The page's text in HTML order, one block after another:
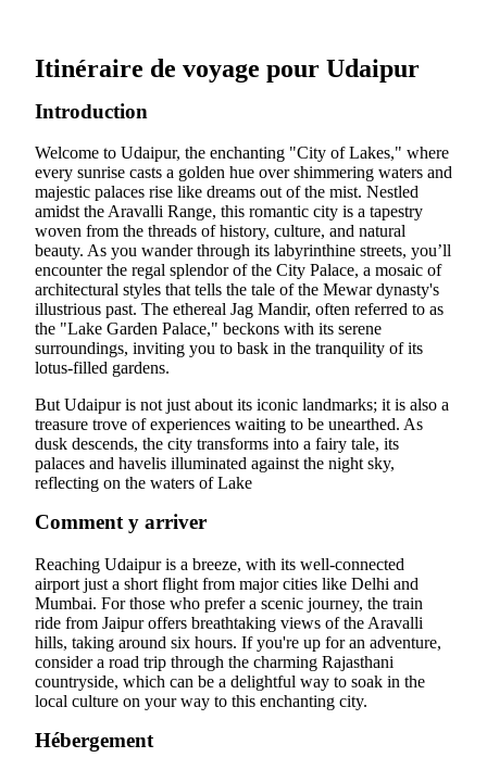
Itinéraire de voyage pour Udaipur
Introduction
Welcome to Udaipur, the enchanting "City of Lakes," where
every sunrise casts a golden hue over shimmering waters and
majestic palaces rise like dreams out of the mist. Nestled
amidst the Aravalli Range, this romantic city is a tapestry
woven from the threads of history, culture, and natural
beauty. As you wander through its labyrinthine streets, you’ll
encounter the regal splendor of the City Palace, a mosaic of
architectural styles that tells the tale of the Mewar dynasty's
illustrious past. The ethereal Jag Mandir, often referred to as
the "Lake Garden Palace," beckons with its serene
surroundings, inviting you to bask in the tranquility of its
lotus-filled gardens.
But Udaipur is not just about its iconic landmarks; it is also a
treasure trove of experiences waiting to be unearthed. As
dusk descends, the city transforms into a fairy tale, its
palaces and havelis illuminated against the night sky,
reflecting on the waters of Lake
Comment y arriver
Reaching Udaipur is a breeze, with its well-connected
airport just a short flight from major cities like Delhi and
Mumbai. For those who prefer a scenic journey, the train
ride from Jaipur offers breathtaking views of the Aravalli
hills, taking around six hours. If you're up for an adventure,
consider a road trip through the charming Rajasthani
countryside, which can be a delightful way to soak in the
local culture on your way to this enchanting city.
Hébergement